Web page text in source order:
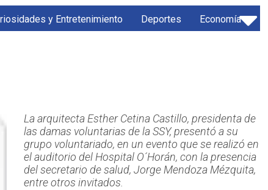
y Entretenimiento Deportes Economía
La arquitecta Esther Cetina Castillo, presidenta de
las damas voluntarias de la SSY, presentó a su
grupo voluntariado, en un evento que se realizó en
el auditorio del Hospital O´Horán, con la presencia
del secretario de salud, Jorge Mendoza Mézquita,
entre otros invitados.